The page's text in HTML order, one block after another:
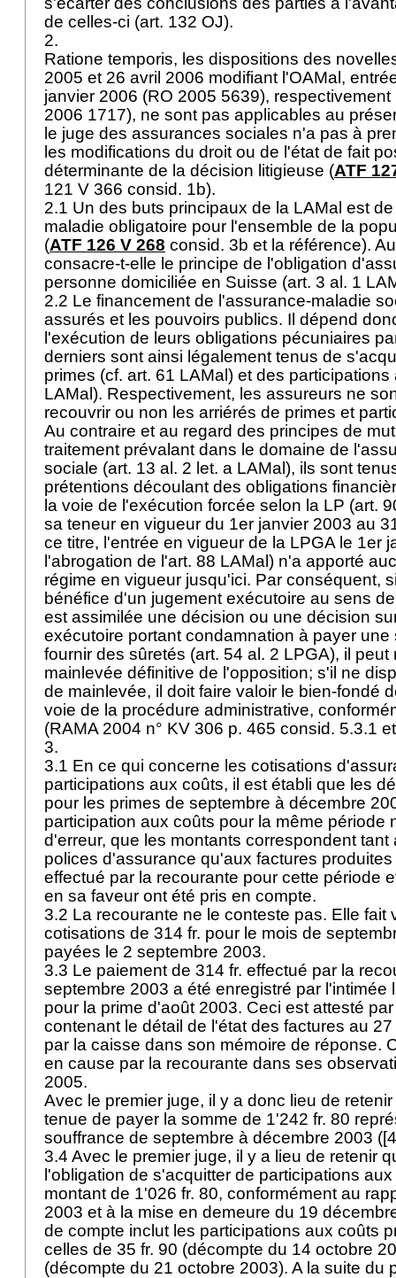
de celles-ci (art. 132 OJ).
2.
Ratione temporis, les dispositions des
2005 et 26 avril 2006 modifiant l'OAMal,
janvier 2006 (RO 2005 5639),
2006 1717), ne sont pas applicables au
le juge des assurances sociales n'a pas à
les modifications du droit ou de l'état de fait
déterminante de la décision litigieuse (ATF
121 V 366 consid. 1b).
2.1 Un des buts principaux de la LAMal est
maladie obligatoire pour l'ensemble de la
(ATF 126 V 268 consid. 3b et la référence).
consacre-t-elle le principe de l'obligation
personne domiciliée en Suisse (art. 3 al. 1
2.2 Le financement de l'assurance-maladie
assurés et les pouvoirs publics. Il dépend
l'exécution de leurs obligations pécuniaires
derniers sont ainsi légalement tenus de
primes (cf. art. 61 LAMal ) et des
LAMal ). Respectivement, les assureurs ne
recouvrir ou non les arriérés de primes et
Au contraire et au regard des principes de
traitement prévalant dans le domaine de
sociale (art. 13 al. 2 let. a LAMal ), ils sont
prétentions découlant des obligations
la voie de l'exécution forcée selon la LP (art.
sa teneur en vigueur du 1er janvier 2003 au
ce titre, l'entrée en vigueur de la LPGA le 1er
l'abrogation de l'art. 88 LAMal ) n'a apporté
régime en vigueur jusqu'ici. Par conséquent,
bénéfice d'un jugement exécutoire au sens
est assimilée une décision ou une décision
exécutoire portant condamnation à payer
fournir des sûretés (art. 54 al. 2 LPGA), il peut
mainlevée définitive de l'opposition; s'il ne
de mainlevée, il doit faire valoir le bien-fondé
voie de la procédure administrative,
(RAMA 2004 n° KV 306 p. 465 consid. 5.3.1
3.
3.1 En ce qui concerne les cotisations
participations aux coûts, il est établi que les
pour les primes de septembre à décembre
participation aux coûts pour la même période
d'erreur, que les montants correspondent tant
polices d'assurance qu'aux factures
effectué par la recourante pour cette période
en sa faveur ont été pris en compte.
3.2 La recourante ne le conteste pas. Elle fait
cotisations de 314 fr. pour le mois de
payées le 2 septembre 2003.
3.3 Le paiement de 314 fr. effectué par la
septembre 2003 a été enregistré par l'intimée
pour la prime d'août 2003. Ceci est attesté
contenant le détail de l'état des factures au
par la caisse dans son mémoire de réponse.
en cause par la recourante dans ses
2005.
Avec le premier juge, il y a donc lieu de
tenue de payer la somme de 1'242 fr. 80
souffrance de septembre à décembre 2003
3.4 Avec le premier juge, il y a lieu de retenir
l'obligation de s'acquitter de participations
montant de 1'026 fr. 80, conformément au
2003 et à la mise en demeure du 19
de compte inclut les participations aux coûts
celles de 35 fr. 90 (décompte du 14 octobre
(décompte du 21 octobre 2003). A la suite du